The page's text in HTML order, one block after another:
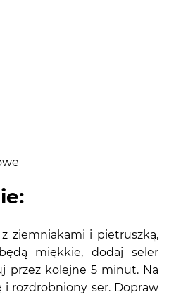
ziemniakami i pietruszką,
miękkie, dodaj seler
przez kolejne 5 minut. Na
rozdrobniony ser. Dopraw